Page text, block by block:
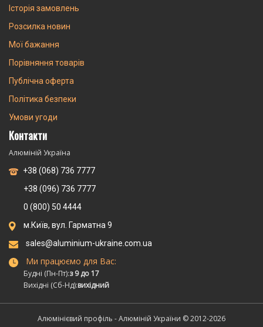
Історія замовлень
Розсилка новин
Мої бажання
Порівняння товарів
Публічна оферта
Політика безпеки
Умови угоди
Контакти
Алюміній Україна
+38 (068) 736 7777
+38 (096) 736 7777
0 (800) 50 4444
м.Київ, вул. Гарматна 9
sales@aluminium-ukraine.com.ua
Ми працюємо для Вас:
Будні (Пн-Пт):з 9 до 17
Вихідні (Сб-Нд):вихідний
Алюмінієвий профіль - Алюміній України © 2012-2026